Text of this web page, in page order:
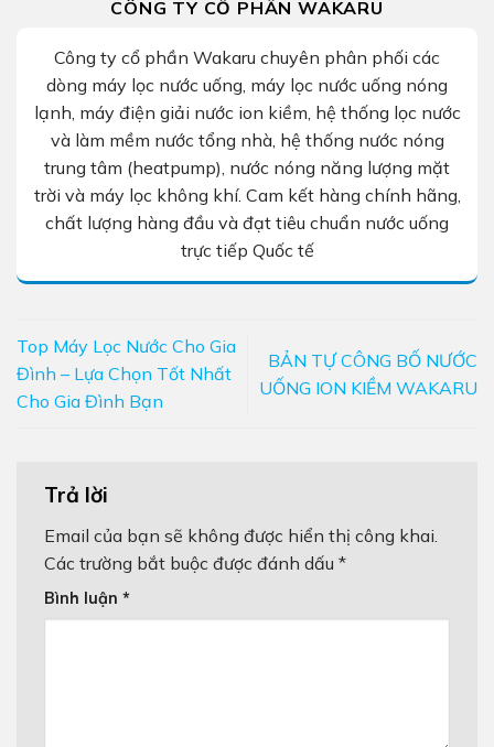
CÔNG TY CỔ PHẦN WAKARU
Công ty cổ phần Wakaru chuyên phân phối các
dòng máy lọc nước uống, máy lọc nước uống nóng
lạnh, máy điện giải nước ion kiềm, hệ thống lọc nước
và làm mềm nước tổng nhà, hệ thống nước nóng
trung tâm (heatpump), nước nóng năng lượng mặt
trời và máy lọc không khí. Cam kết hàng chính hãng,
chất lượng hàng đầu và đạt tiêu chuẩn nước uống
trực tiếp Quốc tế
Top Máy Lọc Nước Cho Gia
Đình – Lựa Chọn Tốt Nhất
Cho Gia Đình Bạn
BẢN TỰ CÔNG BỐ NƯỚC
UỐNG ION KIỀM WAKARU
Trả lời
Email của bạn sẽ không được hiển thị công khai.
Các trường bắt buộc được đánh dấu *
Bình luận *